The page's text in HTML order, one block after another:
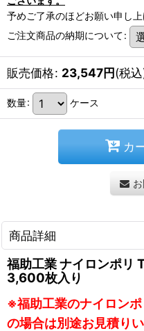
予めご了承のほどお願い申し上
ご注文商品の納期について:
販売価格: 23,547円(税
数量: ケース
カ
商品詳細
福助工業 ナイロンポリ
3,600枚入り
※福助工業のナイロン
の場合は別途お見積りい